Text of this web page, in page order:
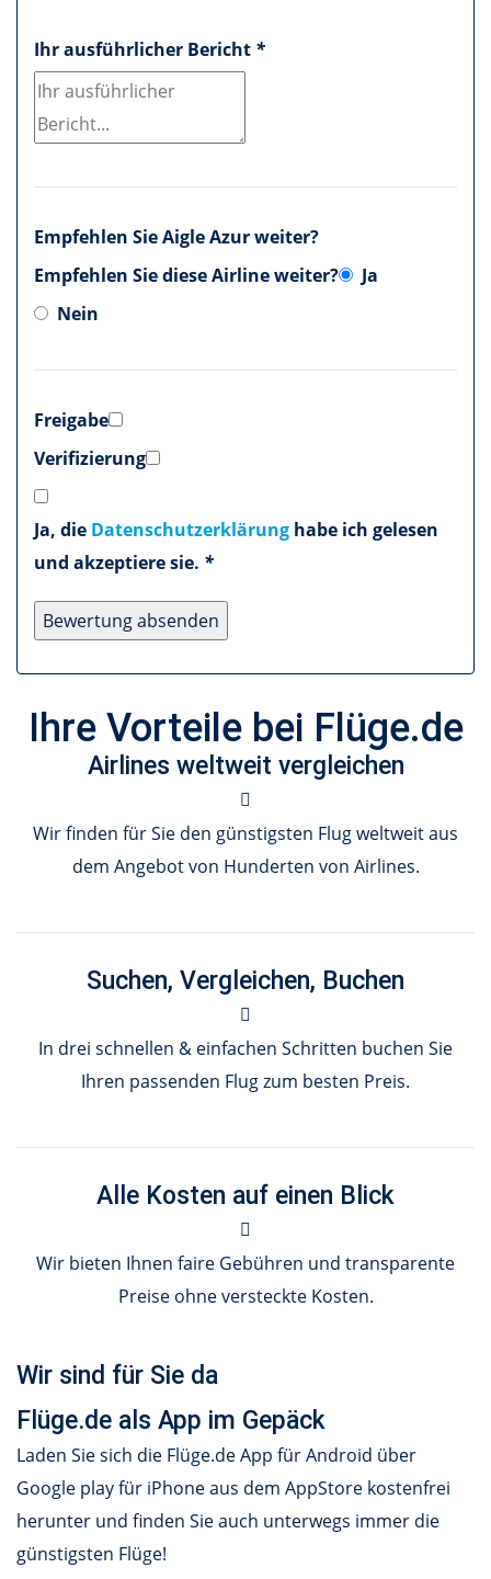
Ihr ausführlicher Bericht *
Empfehlen Sie Aigle Azur weiter?
Empfehlen Sie diese Airline weiter?
Ja
Nein
Freigabe
Verifizierung
Ja, die Datenschutzerklärung habe ich gelesen
und akzeptiere sie. *
Ihre Vorteile bei Flüge.de
Airlines weltweit vergleichen
Wir finden für Sie den günstigsten Flug weltweit aus
dem Angebot von Hunderten von Airlines.
Suchen, Vergleichen, Buchen
In drei schnellen & einfachen Schritten buchen Sie
Ihren passenden Flug zum besten Preis.
Alle Kosten auf einen Blick
Wir bieten Ihnen faire Gebühren und transparente
Preise ohne versteckte Kosten.
Wir sind für Sie da
Flüge.de als App im Gepäck
Laden Sie sich die Flüge.de App für Android über
Google play für iPhone aus dem AppStore kostenfrei
herunter und finden Sie auch unterwegs immer die
günstigsten Flüge!